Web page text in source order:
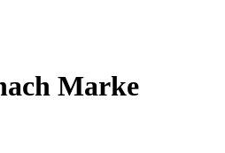
Marke